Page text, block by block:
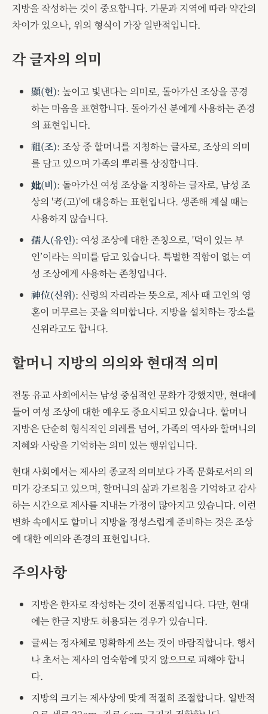
지방을 작성하는 것이 중요합니다. 가문과 지역에 따라 약간의
차이가 있으나, 위의 형식이 가장 일반적입니다.
각 글자의 의미
顯(현): 높이고 빛낸다는 의미로, 돌아가신 조상을 공경
하는 마음을 표현합니다. 돌아가신 분에게 사용하는 존경
의 표현입니다.
祖(조): 조상 중 할머니를 지칭하는 글자로, 조상의 의미
를 담고 있으며 가족의 뿌리를 상징합니다.
妣(비): 돌아가신 여성 조상을 지칭하는 글자로, 남성 조
상의 '考(고)'에 대응하는 표현입니다. 생존해 계실 때는
사용하지 않습니다.
孺人(유인): 여성 조상에 대한 존칭으로, '덕이 있는 부
인’이라는 의미를 담고 있습니다. 특별한 직함이 없는 여
성 조상에게 사용하는 존칭입니다.
神位(신위): 신령의 자리라는 뜻으로, 제사 때 고인의 영
혼이 머무르는 곳을 의미합니다. 지방을 설치하는 장소를
신위라고도 합니다.
할머니 지방의 의의와 현대적 의미
전통 유교 사회에서는 남성 중심적인 문화가 강했지만, 현대에
들어 여성 조상에 대한 예우도 중요시되고 있습니다. 할머니
지방은 단순히 형식적인 의례를 넘어, 가족의 역사와 할머니의
지혜와 사랑을 기억하는 의미 있는 행위입니다.
현대 사회에서는 제사의 종교적 의미보다 가족 문화로서의 의
미가 강조되고 있으며, 할머니의 삶과 가르침을 기억하고 감사
하는 시간으로 제사를 지내는 가정이 많아지고 있습니다. 이런
변화 속에서도 할머니 지방을 정성스럽게 준비하는 것은 조상
에 대한 예의와 존경의 표현입니다.
주의사항
지방은 한자로 작성하는 것이 전통적입니다. 다만, 현대
에는 한글 지방도 허용되는 경우가 있습니다.
글씨는 정자체로 명확하게 쓰는 것이 바람직합니다. 행서
나 초서는 제사의 엄숙함에 맞지 않으므로 피해야 합니
다.
지방의 크기는 제사상에 맞게 적절히 조절합니다. 일반적